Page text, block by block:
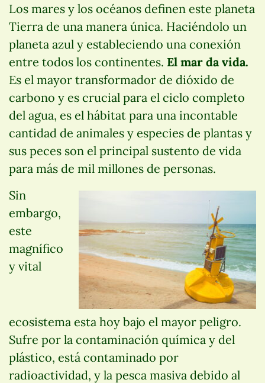
Los mares y los océanos definen este planeta
Tierra de una manera única. Haciéndolo un
planeta azul y estableciendo una conexión
entre todos los continentes. El mar da vida.
Es el mayor transformador de dióxido de
carbono y es crucial para el ciclo completo
del agua, es el hábitat para una incontable
cantidad de animales y especies de plantas y
sus peces son el principal sustento de vida
para más de mil millones de personas.
Sin
embargo,
este
magnífico
y vital
ecosistema esta hoy bajo el mayor peligro.
Sufre por la contaminación química y del
plástico, está contaminado por
radioactividad, y la pesca masiva debido al